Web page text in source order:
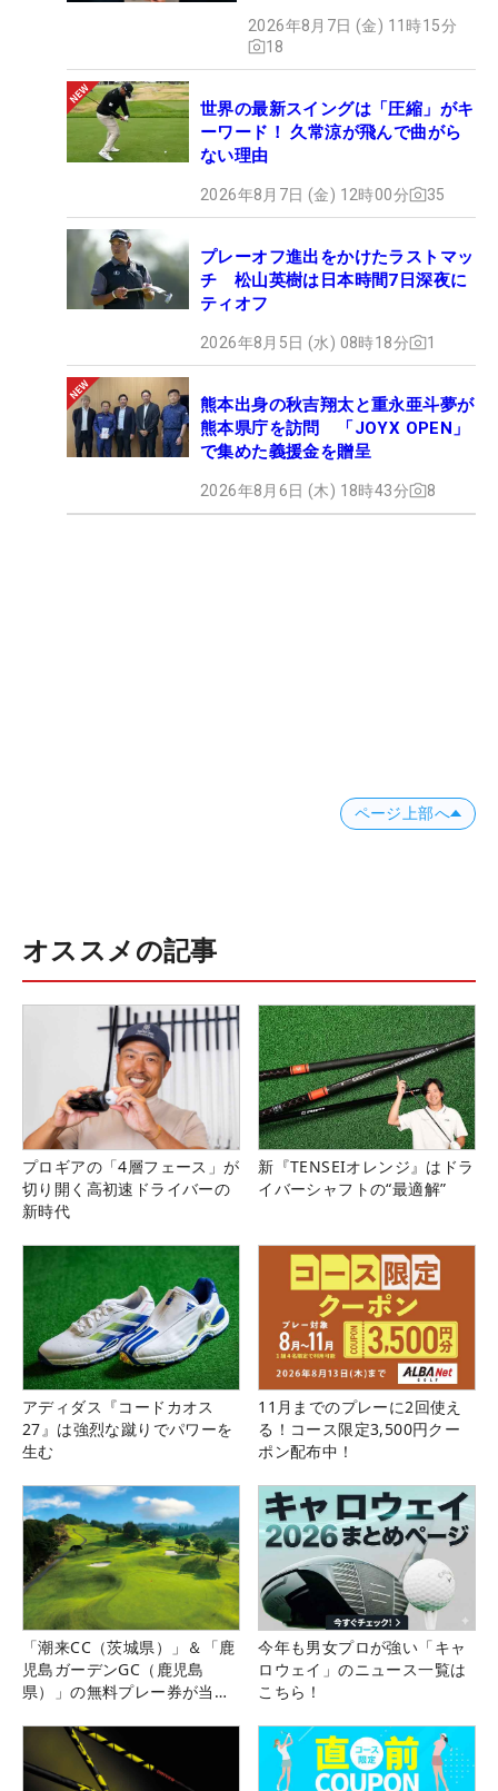
2026年8月7日 (金) 11時15分
18
世界の最新スイングは「圧縮」がキ
ーワード！ 久常涼が飛んで曲がら
ない理由
2026年8月7日 (金) 12時00分 35
プレーオフ進出をかけたラストマッ
チ 松山英樹は日本時間7日深夜に
ティオフ
2026年8月5日 (水) 08時18分 1
熊本出身の秋吉翔太と重永亜斗夢が
熊本県庁を訪問 「JOYX OPEN」
で集めた義援金を贈呈
2026年8月6日 (木) 18時43分 8
ページ上部へ
オススメの記事
プロギアの「4層フェース」が
切り開く高初速ドライバーの
新時代
新『TENSEIオレンジ』はドラ
イバーシャフトの“最適解”
アディダス『コードカオス
27』は強烈な蹴りでパワーを
生む
11月までのプレーに2回使え
る！コース限定3,500円クー
ポン配布中！
「潮来CC（茨城県）」＆「鹿
児島ガーデンGC（鹿児島
県）」の無料プレー券が当た
今年も男女プロが強い「キャ
ロウェイ」のニュース一覧は
こちら！